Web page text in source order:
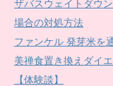
ザバスウェイトダウ
場合の対処方法
ファンケル 発芽米を
美禅食置き換えダイ
【体験談】